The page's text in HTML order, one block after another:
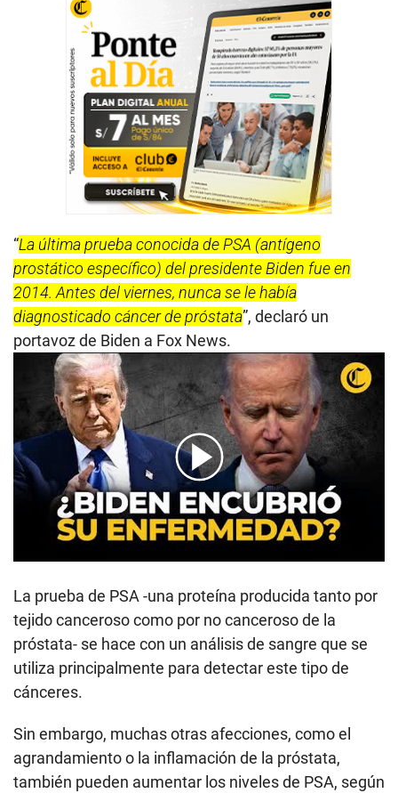
“La última prueba conocida de PSA (antígeno
prostático específico) del presidente Biden fue en
2014. Antes del viernes, nunca se le había
diagnosticado cáncer de próstata”, declaró un
portavoz de Biden a Fox News.
La prueba de PSA -una proteína producida tanto por
tejido canceroso como por no canceroso de la
próstata- se hace con un análisis de sangre que se
utiliza principalmente para detectar este tipo de
cánceres.
Sin embargo, muchas otras afecciones, como el
agrandamiento o la inflamación de la próstata,
también pueden aumentar los niveles de PSA, según